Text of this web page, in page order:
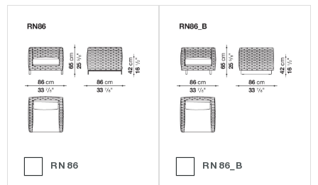
RN86 RN86_B